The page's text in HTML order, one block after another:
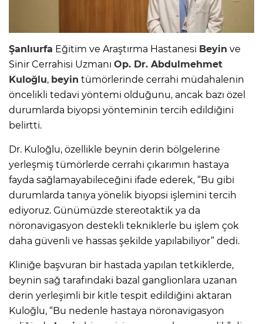
Şanlıurfa Eğitim ve Araştırma Hastanesi Beyin ve
Sinir Cerrahisi Uzmanı Op. Dr. Abdulmehmet
Kuloğlu, beyin tümörlerinde cerrahi müdahalenin
öncelikli tedavi yöntemi olduğunu, ancak bazı özel
durumlarda biyopsi yönteminin tercih edildiğini
belirtti.
Dr. Kuloğlu, özellikle beynin derin bölgelerine
yerleşmiş tümörlerde cerrahi çıkarımın hastaya
fayda sağlamayabileceğini ifade ederek, “Bu gibi
durumlarda tanıya yönelik biyopsi işlemini tercih
ediyoruz. Günümüzde stereotaktik ya da
nöronavigasyon destekli tekniklerle bu işlem çok
daha güvenli ve hassas şekilde yapılabiliyor” dedi.
Kliniğe başvuran bir hastada yapılan tetkiklerde,
beynin sağ tarafındaki bazal ganglionlara uzanan
derin yerleşimli bir kitle tespit edildiğini aktaran
Kuloğlu, “Bu nedenle hastaya nöronavigasyon